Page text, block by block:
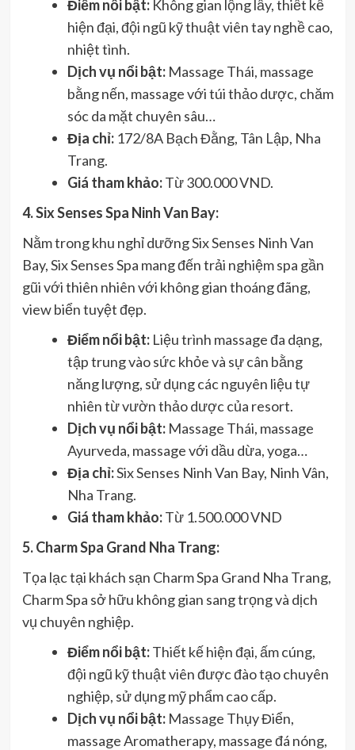
Điểm nổi bật:Không gian lộng lẫy, thiết kế
hiện đại, đội ngũ kỹ thuật viên tay nghề cao,
nhiệt tình.
Dịch vụ nổi bật:Massage Thái, massage
bằng nến, massage với túi thảo dược, chăm
sóc da mặt chuyên sâu…
Địa chỉ:172/8A Bạch Đằng, Tân Lập, Nha
Trang.
Giá tham khảo:Từ 300.000 VND.
4. Six Senses Spa Ninh Van Bay:
Nằm trong khu nghỉ dưỡng Six Senses Ninh Van
Bay, Six Senses Spa mang đến trải nghiệm spa gần
gũi với thiên nhiên với không gian thoáng đãng,
view biển tuyệt đẹp.
Điểm nổi bật:Liệu trình massage đa dạng,
tập trung vào sức khỏe và sự cân bằng
năng lượng, sử dụng các nguyên liệu tự
nhiên từ vườn thảo dược của resort.
Dịch vụ nổi bật:Massage Thái, massage
Ayurveda, massage với dầu dừa, yoga…
Địa chỉ:Six Senses Ninh Van Bay, Ninh Vân,
Nha Trang.
Giá tham khảo:Từ 1.500.000 VND
5. Charm Spa Grand Nha Trang:
Tọa lạc tại khách sạn Charm Spa Grand Nha Trang,
Charm Spa sở hữu không gian sang trọng và dịch
vụ chuyên nghiệp.
Điểm nổi bật:Thiết kế hiện đại, ấm cúng,
đội ngũ kỹ thuật viên được đào tạo chuyên
nghiệp, sử dụng mỹ phẩm cao cấp.
Dịch vụ nổi bật:Massage Thụy Điển,
massage Aromatherapy, massage đá nóng,